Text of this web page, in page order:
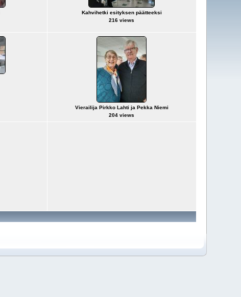
Kahvihetki esityksen päätteeksi
216 views
Vierailija Pirkko Lahti ja Pekka Niemi
204 views